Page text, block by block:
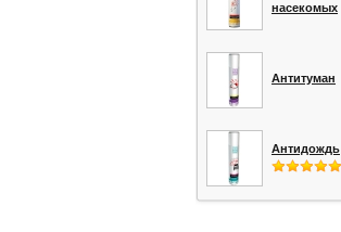
насекомых
Антитуман
Антидождь